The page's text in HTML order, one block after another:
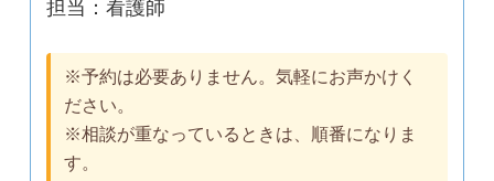
担当：看護師
※予約は必要ありません。気軽にお声かけく
ださい。
※相談が重なっているときは、順番になりま
す。